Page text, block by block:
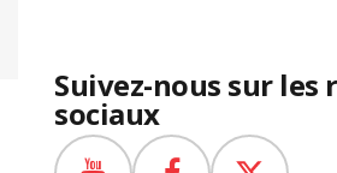
Suivez-nous sur les
sociaux